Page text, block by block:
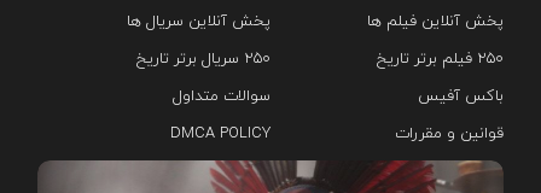
پخش آنلاین فیلم ها
پخش آنلاین سریال ها
۲۵۰ فیلم برتر تاریخ
۲۵۰ سریال برتر تاریخ
باکس آفیس
سوالات متداول
قوانین و مقررات
DMCA POLICY